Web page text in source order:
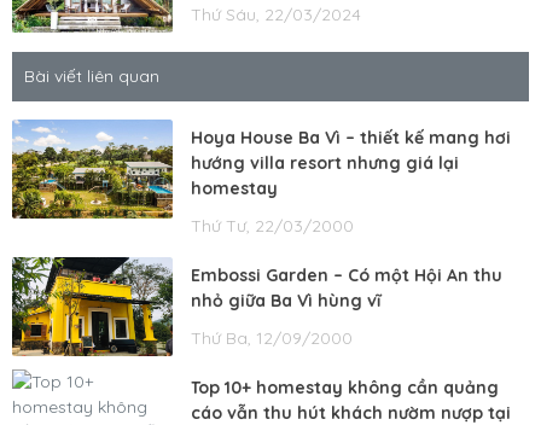
Thứ Sáu, 22/03/2024
Bài viết liên quan
Hoya House Ba Vì – thiết kế mang hơi
hướng villa resort nhưng giá lại
homestay
Thứ Tư, 22/03/2000
Embossi Garden – Có một Hội An thu
nhỏ giữa Ba Vì hùng vĩ
Thứ Ba, 12/09/2000
Top 10+ homestay không cần quảng
cáo vẫn thu hút khách nườm nượp tại